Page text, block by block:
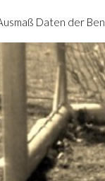
Daten der